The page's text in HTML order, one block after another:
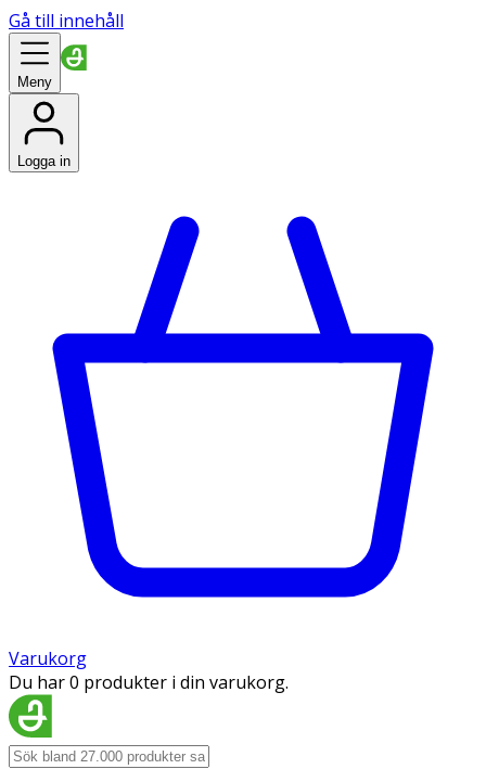
Gå till innehåll
Meny
Logga in
Varukorg
Du har 0 produkter i din varukorg.